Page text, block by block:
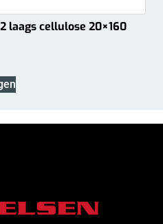
laags cellulose 20×160